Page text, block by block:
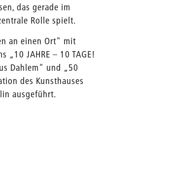
das gerade im
Rolle spielt.
an einen Ort" mit
„10 JAHRE – 10 TAGE!
Dahlem" und „50
des Kunsthauses
ausgeführt.